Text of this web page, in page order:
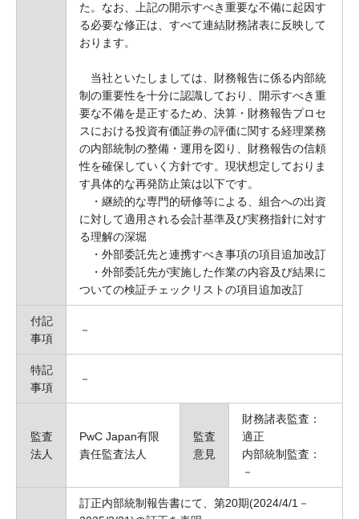
た。なお、上記の開示すべき重要な不備に起因す
る必要な修正は、すべて連結財務諸表に反映して
おります。
当社といたしましては、財務報告に係る内部統
制の重要性を十分に認識しており、開示すべき重
要な不備を是正するため、決算・財務報告プロセ
スにおける投資有価証券の評価に関する経理業務
の内部統制の整備・運用を図り、財務報告の信頼
性を確保していく方針です。現状想定しておりま
す具体的な再発防止策は以下です。
・継続的な専門的研修等による、組合への出資
に対して適用される会計基準及び実務指針に対す
る理解の深堀
・外部委託先と連携すべき事項の項目追加改訂
・外部委託先が実施した作業の内容及び結果に
ついての検証チェックリストの項目追加改訂
付記
事項
－
特記
事項
－
監査
法人
PwC Japan有限
責任監査法人
監査
意見
財務諸表監査：
適正
内部統制監査：
－
訂正内部統制報告書にて、第20期(2024/4/1－